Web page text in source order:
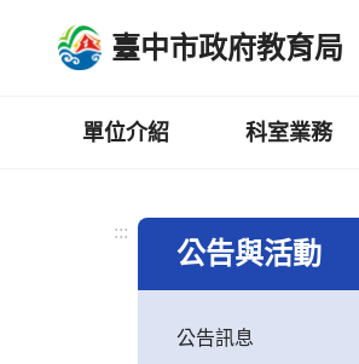
臺中市政府教育局
單位介紹 科室業務
:::
公告與活動
公告訊息